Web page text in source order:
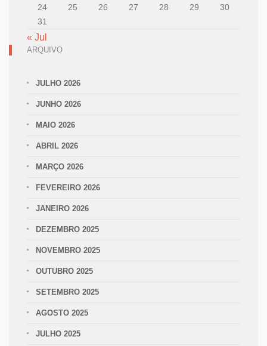
24
25 26 27 28 29
30
31
« Jul
ARQUIVO
JULHO 2026
JUNHO 2026
MAIO 2026
ABRIL 2026
MARÇO 2026
FEVEREIRO 2026
JANEIRO 2026
DEZEMBRO 2025
NOVEMBRO 2025
OUTUBRO 2025
SETEMBRO 2025
AGOSTO 2025
JULHO 2025